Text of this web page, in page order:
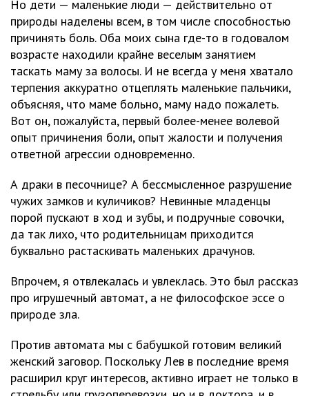
Но дети — маленькие люди — действительно от
природы наделены всем, в том числе способностью
причинять боль. Оба моих сына где-то в годовалом
возрасте находили крайне веселым занятием
таскать маму за волосы. И не всегда у меня хватало
терпения аккуратно отцеплять маленькие пальчики,
объясняя, что маме больно, маму надо пожалеть.
Вот он, пожалуйста, первый более-менее волевой
опыт причинения боли, опыт жалости и получения
ответной агрессии одновременно.
А драки в песочнице? А бессмысленное разрушение
чужих замков и куличиков? Невинные младенцы
порой пускают в ход и зубы, и подручные совочки,
да так лихо, что родительницам приходится
буквально растаскивать маленьких драчунов.
Впрочем, я отвлекалась и увлеклась. Это был рассказ
про игрушечный автомат, а не философское эссе о
природе зла.
Против автомата мы с бабушкой готовим великий
женский заговор. Поскольку Лев в последние время
расширил круг интересов, активно играет не только в